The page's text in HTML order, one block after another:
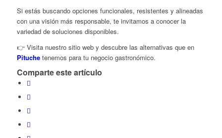
Si estás buscando opciones funcionales, resistentes y alineadas
con una visión más responsable, te invitamos a conocer la
variedad de soluciones disponibles.
👉 Visita nuestro sitio web y descubre las alternativas que en
Pituchetenemos para tu negocio gastronómico.
Comparte este artículo